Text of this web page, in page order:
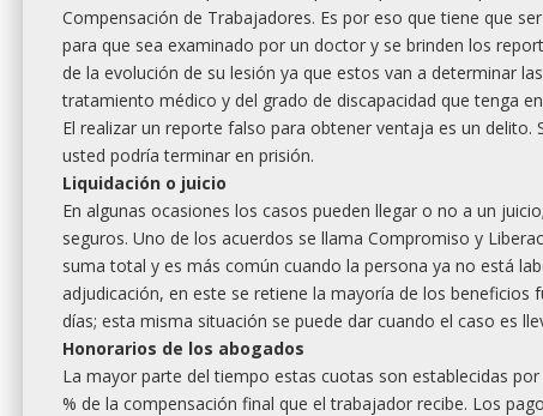
Compensación de Trabajadores. Es por eso que tiene que
para que sea examinado por un doctor y se brinden los
de la evolución de su lesión ya que estos van a determinar
tratamiento médico y del grado de discapacidad que tenga
El realizar un reporte falso para obtener ventaja es un
usted podría terminar en prisión.
Liquidación o juicio
En algunas ocasiones los casos pueden llegar o no a un
seguros. Uno de los acuerdos se llama Compromiso y
suma total y es más común cuando la persona ya no está
adjudicación, en este se retiene la mayoría de los beneficios
días; esta misma situación se puede dar cuando el caso es
Honorarios de los abogados
La mayor parte del tiempo estas cuotas son establecidas
% de la compensación final que el trabajador recibe. Los